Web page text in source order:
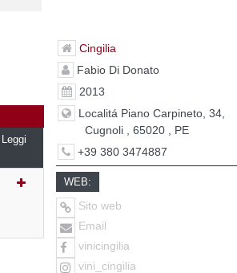
Leggi
Cingilia
Fabio Di Donato
2013
Localitá Piano Carpineto, 34,
Cugnoli , 65020 , PE
+39 380 3474887
WEB:
Sito web
Email
vinicingilia
vini_cingilia